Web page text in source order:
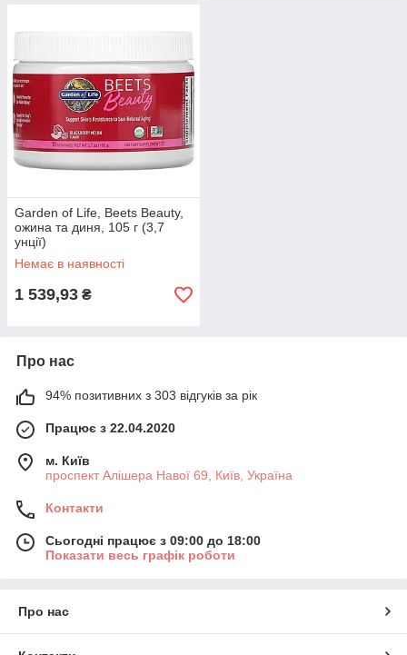
Garden of Life, Beets Beauty,
ожина та диня, 105 г (3,7
унції)
Немає в наявності
1 539,93 ₴
Про нас
94% позитивних з 303 відгуків за рік
Працює з 22.04.2020
м. Київ
проспект Алішера Навої 69, Київ, Україна
Контакти
Сьогодні працює з 09:00 до 18:00
Показати весь графік роботи
Про нас